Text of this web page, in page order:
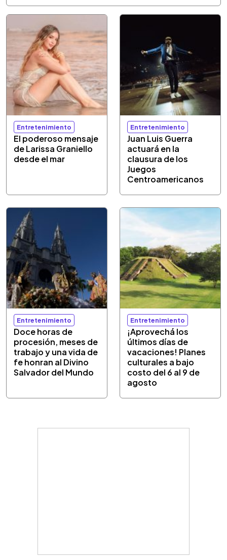
Entretenimiento
El poderoso mensaje
de Larissa Graniello
desde el mar
Entretenimiento
Juan Luis Guerra
actuará en la
clausura de los
Juegos
Centroamericanos
Entretenimiento
Doce horas de
procesión, meses de
trabajo y una vida de
fe honran al Divino
Salvador del Mundo
Entretenimiento
¡Aprovechá los
últimos días de
vacaciones! Planes
culturales a bajo
costo del 6 al 9 de
agosto